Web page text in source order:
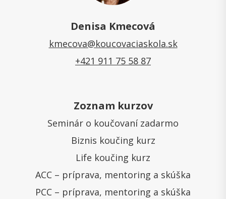
Denisa Kmecová
kmecova@koucovaciaskola.sk
+421 911 75 58 87
Zoznam kurzov
Seminár o koučovaní zadarmo
Biznis koučing kurz
Life koučing kurz
ACC – príprava, mentoring a skúška
PCC – príprava, mentoring a skúška